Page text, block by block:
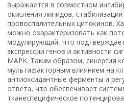
выражается в совместном
окисления липидов,
провоспалительных цитокинов.
можно охарактеризовать как
модулирующий, что
экспрессии генов и активности
MAPK. Таким образом, синергия
мультифакторным влиянием на
антиоксидантные ферменты и
ответа, что обеспечивает
тканеспецифическое